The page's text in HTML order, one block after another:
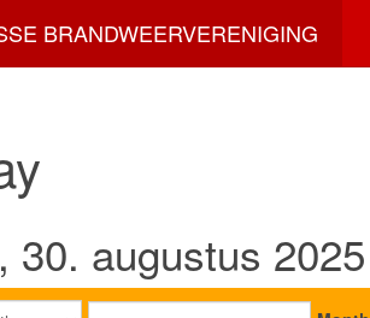
BRANDWEERVERENIGING
30. augustus 2025